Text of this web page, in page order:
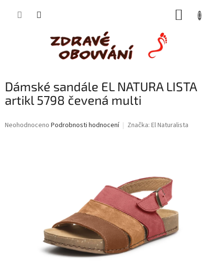
Dámské sandále EL NATURA LISTA
artikl 5798 čevená multi
Průměrné
Neohodnoceno Podrobnosti hodnocení Značka: El Naturalista